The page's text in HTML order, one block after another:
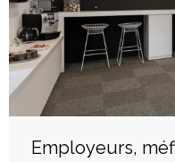
Employeurs,